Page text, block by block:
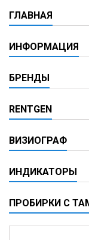
ГЛАВНАЯ
ИНФОРМАЦИЯ
БРЕНДЫ
RENTGEN
ВИЗИОГРАФ
ИНДИКАТОРЫ
ПРОБИРКИ С